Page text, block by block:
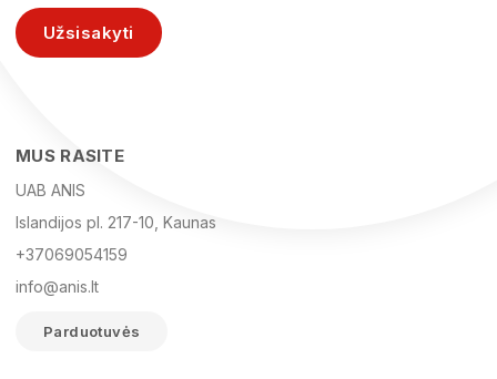
Užsisakyti
MUS RASITE
UAB ANIS
Islandijos pl. 217-10, Kaunas
+37069054159
info@anis.lt
Parduotuvės